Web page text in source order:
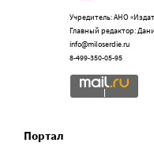
Учредитель: АНО
Главный редактор:
info@miloserdie.ru
8-499-350-05-95
Портал